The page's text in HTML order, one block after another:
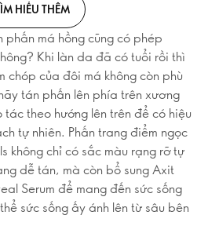
HIỂU THÊM
má hồng cũng có phép
Khi làn da đã có tuổi rồi thì
chóp của đôi má không còn phù
tán phấn lên phía trên xương
theo hướng lên trên để có hiệu
tự nhiên. Phấn trang điểm ngọc
không chỉ có sắc màu rạng rỡ tự
dễ tán, mà còn bổ sung Axit
Serum để mang đến sức sống
sức sống ấy ánh lên từ sâu bên